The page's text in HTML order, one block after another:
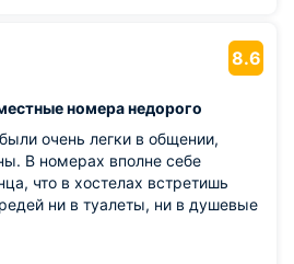
8.6
номера недорого
очень легки в общении,
В номерах вполне себе
что в хостелах встретишь
ни в туалеты, ни в душевые